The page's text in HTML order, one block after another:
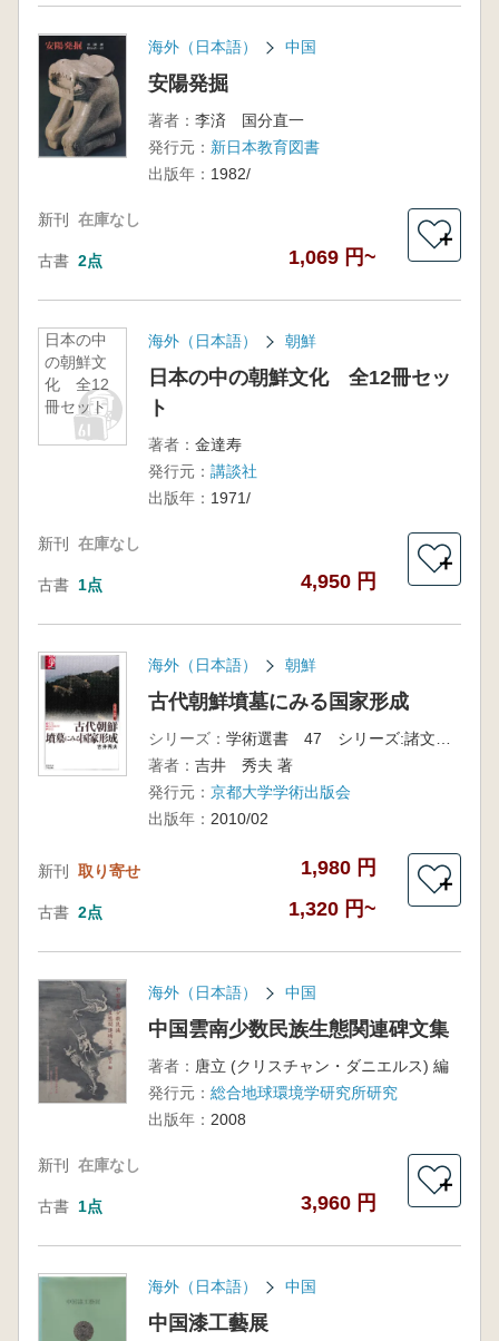
海外（日本語） 中国
安陽発掘
著者： 李済 国分直一
発行元： 新日本教育図書
出版年： 1982/
新刊 在庫なし
古書 2点 1,069 円~
＋
日本の中
の朝鮮文
化 全12
冊セット
海外（日本語） 朝鮮
日本の中の朝鮮文化 全12冊セッ
ト
著者： 金達寿
発行元： 講談社
出版年： 1971/
新刊 在庫なし
古書 1点 4,950 円
＋
海外（日本語） 朝鮮
古代朝鮮墳墓にみる国家形成
シリーズ：
著者： 吉井 秀夫 著
発行元： 京都大学学術出版会
出版年： 2010/02
新刊 取り寄せ 1,980 円
古書 2点 1,320 円~
＋
海外（日本語） 中国
中国雲南少数民族生態関連碑文集
著者： 唐立 (クリスチャン・ダニエルス) 編
発行元： 総合地球環境学研究所研究
出版年： 2008
新刊 在庫なし
古書 1点 3,960 円
＋
海外（日本語） 中国
中国漆工藝展